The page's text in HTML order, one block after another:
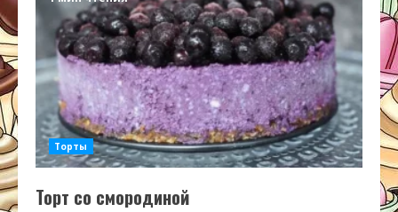
Торты
Торт со смородиной